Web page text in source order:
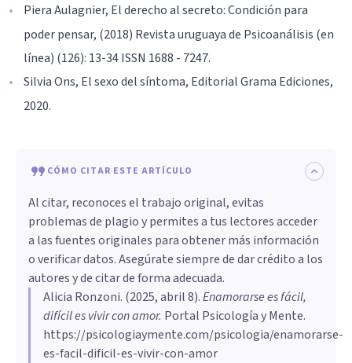
Piera Aulagnier, El derecho al secreto: Condición para
poder pensar, (2018) Revista uruguaya de Psicoanálisis (en
línea) (126): 13-34 ISSN 1688 - 7247.
Silvia Ons, El sexo del síntoma, Editorial Grama Ediciones,
2020.
CÓMO CITAR ESTE ARTÍCULO
Al citar, reconoces el trabajo original, evitas
problemas de plagio y permites a tus lectores acceder
a las fuentes originales para obtener más información
o verificar datos. Asegúrate siempre de dar crédito a los
autores y de citar de forma adecuada.
Alicia Ronzoni. (2025, abril 8).Enamorarse es fácil,
difícil es vivir con amor. Portal Psicología y Mente.
https://psicologiaymente.com/psicologia/enamorarse-
es-facil-dificil-es-vivir-con-amor